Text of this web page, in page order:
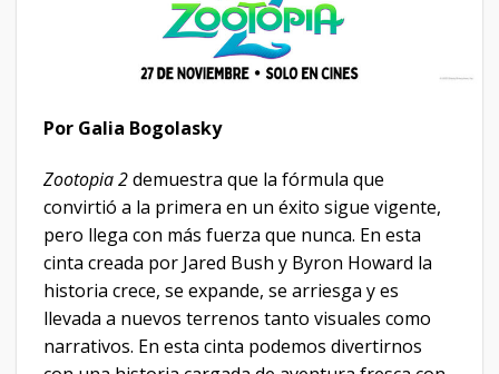
Por Galia Bogolasky
Zootopia 2demuestra que la fórmula que
convirtió a la primera en un éxito sigue vigente,
pero llega con más fuerza que nunca. En esta
cinta creada por Jared Bush y Byron Howard la
historia crece, se expande, se arriesga y es
llevada a nuevos terrenos tanto visuales como
narrativos. En esta cinta podemos divertirnos